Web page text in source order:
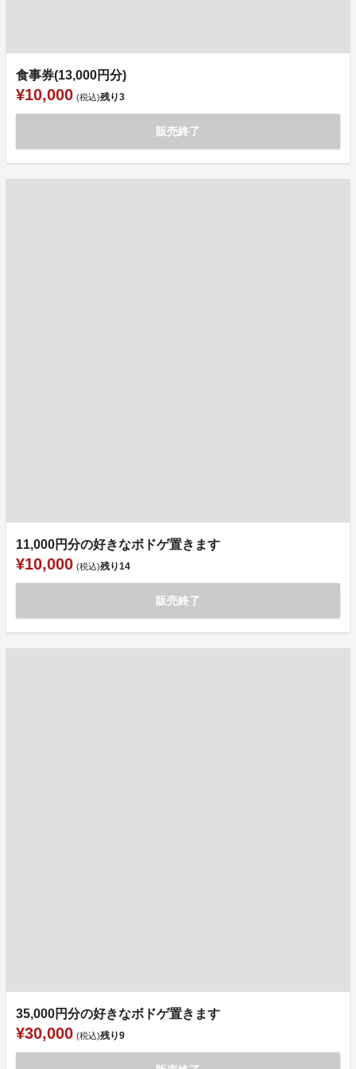
食事券(13,000円分)
¥10,000 (税込)残り3
販売終了
11,000円分の好きなボドゲ置きます
¥10,000 (税込)残り14
販売終了
35,000円分の好きなボドゲ置きます
¥30,000 (税込)残り9